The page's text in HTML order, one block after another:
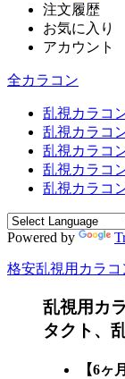
注文履歴
お気に入り
アカウント
全カラコン
乱視カラコ
乱視カラコ
乱視カラコ
乱視カラコ
乱視カラコ
Powered by
格安乱視用カラ
乱視用カ
タクト、
【6